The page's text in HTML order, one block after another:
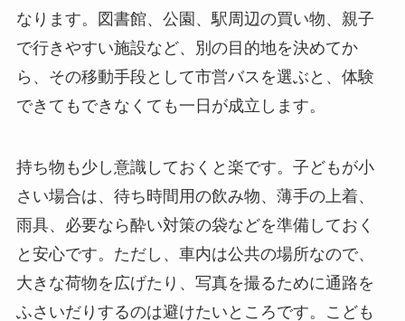
なります。図書館、公園、駅周辺の買い物、親子
で行きやすい施設など、別の目的地を決めてか
ら、その移動手段として市営バスを選ぶと、体験
できてもできなくても一日が成立します。
持ち物も少し意識しておくと楽です。子どもが小
さい場合は、待ち時間用の飲み物、薄手の上着、
雨具、必要なら酔い対策の袋などを準備しておく
と安心です。ただし、車内は公共の場所なので、
大きな荷物を広げたり、写真を撮るために通路を
ふさいだりするのは避けたいところです。こども